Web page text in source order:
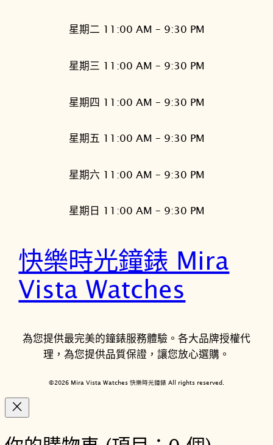
星期二 11:00 AM – 9:30 PM
星期三 11:00 AM – 9:30 PM
星期四 11:00 AM – 9:30 PM
星期五 11:00 AM – 9:30 PM
星期六 11:00 AM – 9:30 PM
星期日 11:00 AM – 9:30 PM
快樂時光鐘錶 Mira
Vista Watches
為您提供最完美的鐘錶服務體驗。各大品牌授權代
理，為您提供品質保證，讓您放心選購。
©2026 Mira Vista Watches 快樂時光鐘錶 All rights reserved.